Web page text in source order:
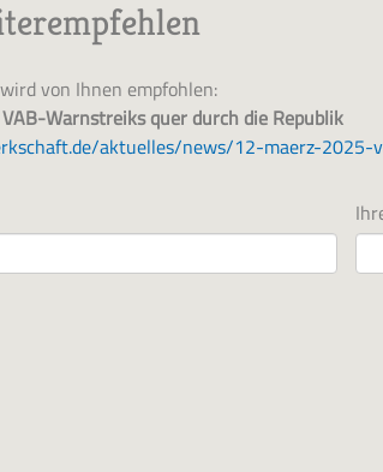
von Ihnen empfohlen:
Warnstreiks quer durch die Republik
aktuelles/news/12-maerz-